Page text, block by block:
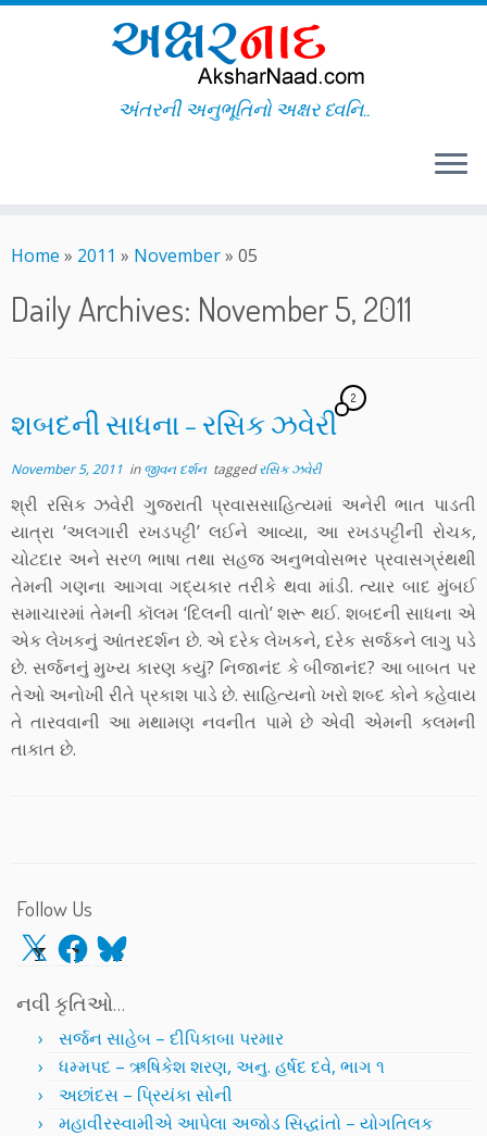
to
અંતરની અનુભૂતિનો અક્ષર ધ્વનિ..
Home » 2011 » November» 05
Daily Archives: November 5, 2011
શબદની સાધના – રસિક ઝવેરી
2
November 5, 2011 inજીવન દર્શન taggedરસિક ઝવેરી
શ્રી રસિક ઝવેરી ગુજરાતી પ્રવાસસાહિત્યમાં અનેરી ભાત પાડતી
યાત્રા ‘અલગારી રખડપટ્ટી’ લઈને આવ્યા, આ રખડપટ્ટીની રોચક,
ચોટદાર અને સરળ ભાષા તથા સહજ અનુભવોસભર પ્રવાસગ્રંથથી
તેમની ગણના આગવા ગદ્યકાર તરીકે થવા માંડી. ત્યાર બાદ મુંબઈ
સમાચારમાં તેમની કૉલમ ‘દિલની વાતો’ શરૂ થઈ. શબદની સાધના એ
એક લેખકનું આંતરદર્શન છે. એ દરેક લેખકને, દરેક સર્જકને લાગુ પડે
છે. સર્જનનું મુખ્ય કારણ કયું? નિજાનંદ કે બીજાનંદ? આ બાબત પર
તેઓ અનોખી રીતે પ્રકાશ પાડે છે. સાહિત્યનો ખરો શબ્દ કોને કહેવાય
તે તારવવાની આ મથામણ નવનીત પામે છે એવી એમની કલમની
તાકાત છે.
Follow Us
X Facebook
Bluesky
નવી કૃતિઓ…
સર્જન સાહેબ – દીપિકાબા પરમાર
ધમ્મપદ – ઋષિકેશ શરણ, અનુ. હર્ષદ દવે, ભાગ ૧
અછાંદસ – પ્રિયંકા સોની
મહાવીરસ્વામીએ આપેલા અજોડ સિદ્ધાંતો – યોગતિલક